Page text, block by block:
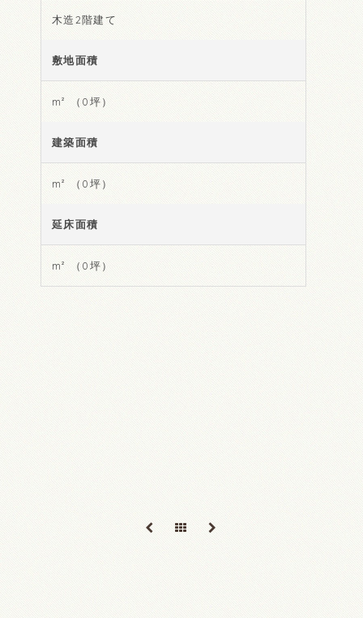
木造2階建て
敷地面積
m² （0坪）
建築面積
m² （0坪）
延床面積
m² （0坪）